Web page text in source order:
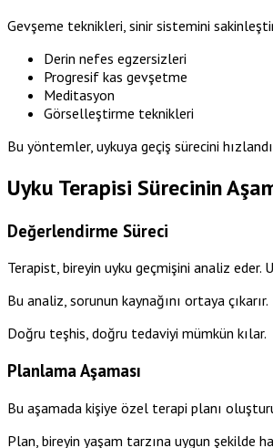
Gevşeme teknikleri, sinir sistemini
Derin nefes egzersizleri
Progresif kas gevşetme
Meditasyon
Görselleştirme teknikleri
Bu yöntemler, uykuya geçiş sürecini
Uyku Terapisi Sürecinin
Değerlendirme Süreci
Terapist, bireyin uyku geçmişini analiz
Bu analiz, sorunun kaynağını ortaya çıkarır.
Doğru teşhis, doğru tedaviyi mümkün kılar.
Planlama Aşaması
Bu aşamada kişiye özel terapi planı
Plan, bireyin yaşam tarzına uygun şekilde